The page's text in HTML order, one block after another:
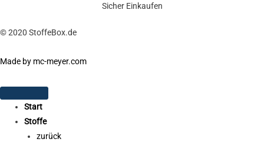
Sicher Einkaufen
© 2020 StoffeBox.de
Made by mc-meyer.com
Start
Stoffe
zurück